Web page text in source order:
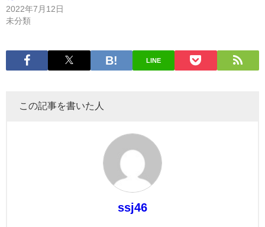
2022年7月12日
未分類
LINE
この記事を書いた人
ssj46